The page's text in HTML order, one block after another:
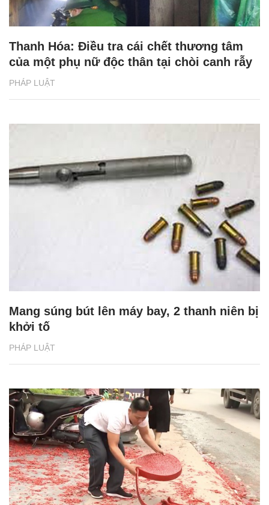
PHÁP LUẬT
Thanh Hóa: Điều tra cái chết thương tâm
của một phụ nữ độc thân tại chòi canh rẫy
PHÁP LUẬT
Mang súng bút lên máy bay, 2 thanh niên bị
khởi tố